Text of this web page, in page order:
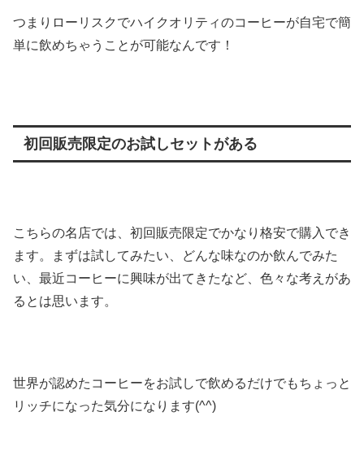
つまりローリスクでハイクオリティのコーヒーが自宅で簡
単に飲めちゃうことが可能なんです！
初回販売限定のお試しセットがある
こちらの名店では、初回販売限定でかなり格安で購入でき
ます。まずは試してみたい、どんな味なのか飲んでみた
い、最近コーヒーに興味が出てきたなど、色々な考えがあ
るとは思います。
世界が認めたコーヒーをお試しで飲めるだけでもちょっと
リッチになった気分になります(^^)